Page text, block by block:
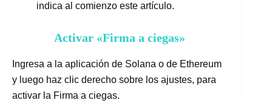
indica al comienzo este artículo.
Activar «Firma a ciegas»
Ingresa a la aplicación de Solana o de Ethereum
y luego haz clic derecho sobre los ajustes, para
activar la Firma a ciegas.